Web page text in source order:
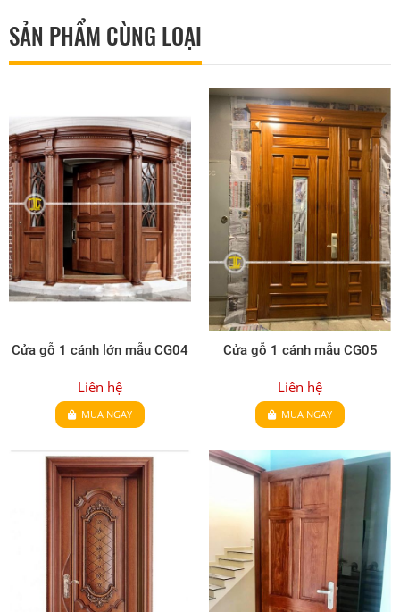
SẢN PHẨM CÙNG LOẠI
Cửa gỗ 1 cánh lớn mẫu CG04
Liên hệ
MUA NGAY
Cửa gỗ 1 cánh mẫu CG05
Liên hệ
MUA NGAY